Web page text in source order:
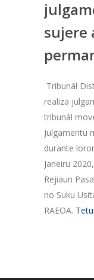
sujere
Tribunál
realiza
tribunál
Julgamentu
durante
Janeiru
Rejiaun
no Suku
RAEOA.